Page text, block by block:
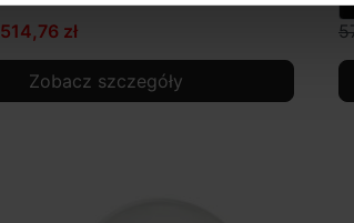
514,76 zł
Zobacz szczegóły